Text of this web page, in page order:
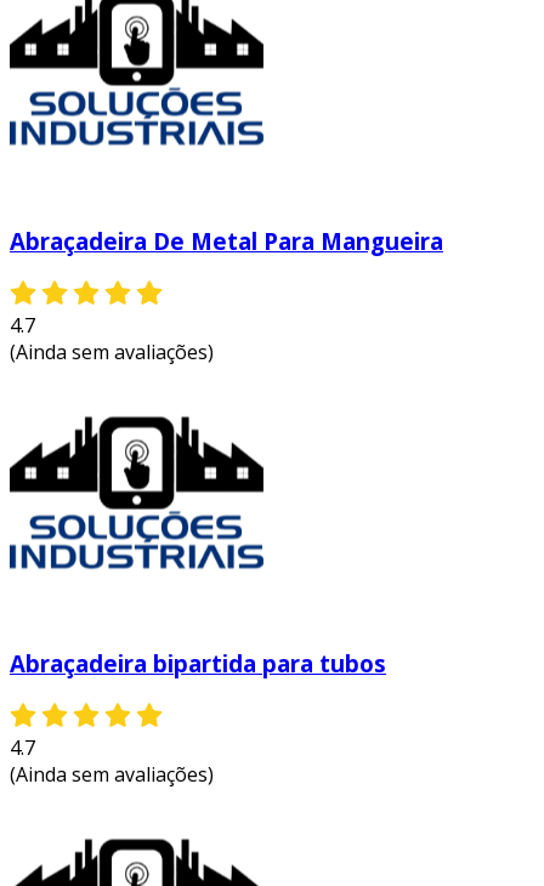
Abraçadeira De Metal Para Mangueira
4.7
(Ainda sem avaliações)
Abraçadeira bipartida para tubos
4.7
(Ainda sem avaliações)